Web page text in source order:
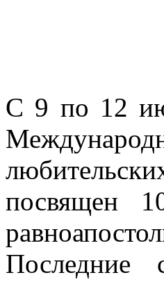
С 9 по 12
посвящен
Последние